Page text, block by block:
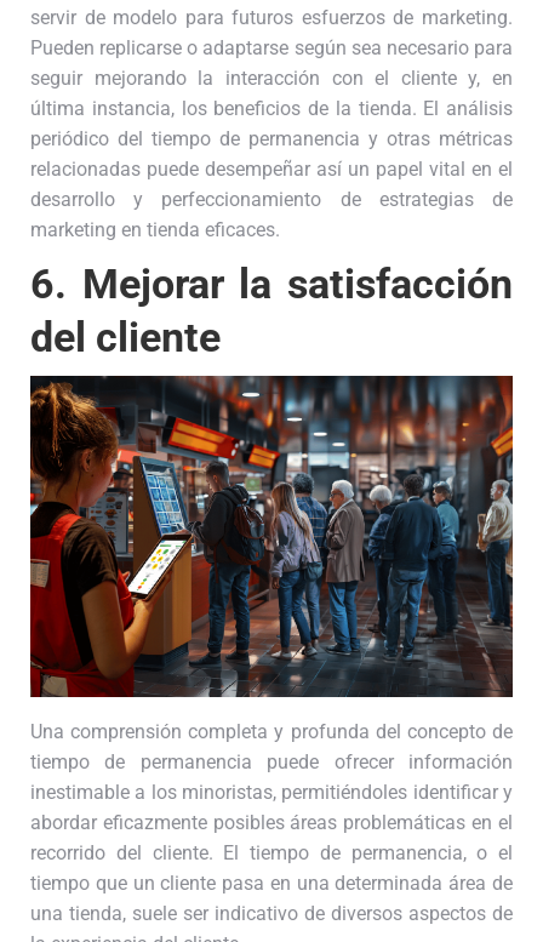
servir de modelo para futuros esfuerzos de marketing.
Pueden replicarse o adaptarse según sea necesario para
seguir mejorando la interacción con el cliente y, en
última instancia, los beneficios de la tienda. El análisis
periódico del tiempo de permanencia y otras métricas
relacionadas puede desempeñar así un papel vital en el
desarrollo y perfeccionamiento de estrategias de
marketing en tienda eficaces.
6. Mejorar la satisfacción
del cliente
Una comprensión completa y profunda del concepto de
tiempo de permanencia puede ofrecer información
inestimable a los minoristas, permitiéndoles identificar y
abordar eficazmente posibles áreas problemáticas en el
recorrido del cliente. El tiempo de permanencia, o el
tiempo que un cliente pasa en una determinada área de
una tienda, suele ser indicativo de diversos aspectos de